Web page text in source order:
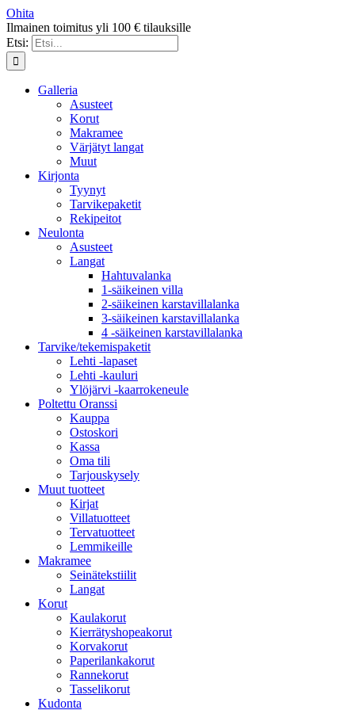
Ohita
Ilmainen toimitus yli 100 € tilauksille
Etsi:
Galleria
Asusteet
Korut
Makramee
Värjätyt langat
Muut
Kirjonta
Tyynyt
Tarvikepaketit
Rekipeitot
Neulonta
Asusteet
Langat
Hahtuvalanka
1-säikeinen villa
2-säikeinen karstavillalanka
3-säikeinen karstavillalanka
4 -säikeinen karstavillalanka
Tarvike/tekemispaketit
Lehti -lapaset
Lehti -kauluri
Ylöjärvi -kaarrokeneule
Poltettu Oranssi
Kauppa
Ostoskori
Kassa
Oma tili
Tarjouskysely
Muut tuotteet
Kirjat
Villatuotteet
Tervatuotteet
Lemmikeille
Makramee
Seinätekstiilit
Langat
Korut
Kaulakorut
Kierrätyshopeakorut
Korvakorut
Paperilankakorut
Rannekorut
Tasselikorut
Kudonta